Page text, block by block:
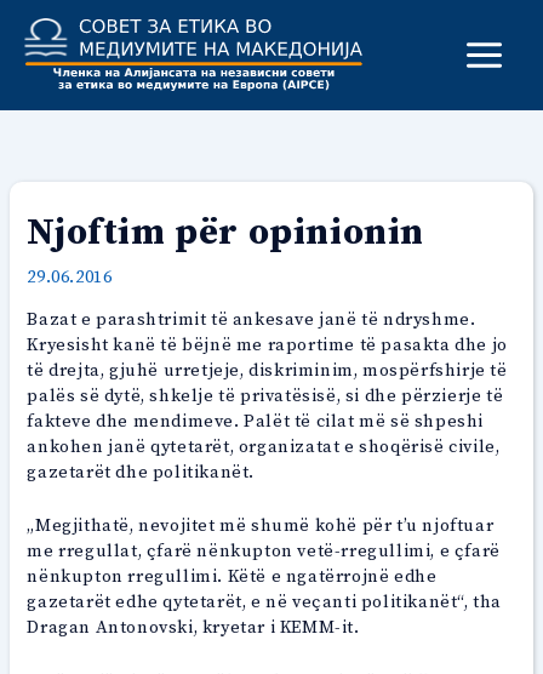
content
Njoftim për opinionin
29.06.2016
Bazat e parashtrimit të ankesave janë të ndryshme.
Kryesisht kanë të bëjnë me raportime të pasakta dhe jo
të drejta, gjuhë urretjeje, diskriminim, mospërfshirje të
palës së dytë, shkelje të privatësisë, si dhe përzierje të
fakteve dhe mendimeve. Palët të cilat më së shpeshi
ankohen janë qytetarët, organizatat e shoqërisë civile,
gazetarët dhe politikanët.
„Megjithatë, nevojitet më shumë kohë për t’u njoftuar
me rregullat, çfarë nënkupton vetë-rregullimi, e çfarë
nënkupton rregullimi. Këtë e ngatërrojnë edhe
gazetarët edhe qytetarët, e në veçanti politikanët“, tha
Dragan Antonovski, kryetar i KEMM-it.